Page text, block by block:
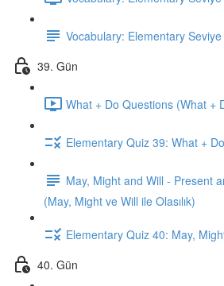
Vocabulary: Elementary
39. Gün
What + Do Questions (What +
Elementary Quiz 39: What +
May, Might and Will - Present
(May, Might ve Will ile Olasılık)
Elementary Quiz 40: May,
40. Gün